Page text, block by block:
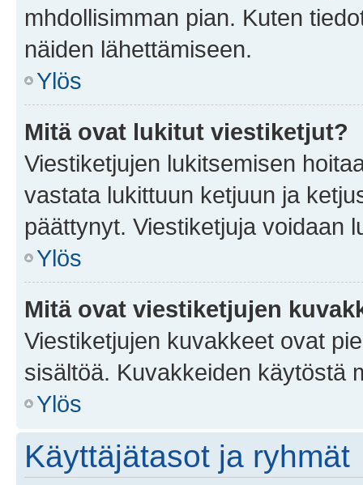
mhdollisimman pian. Kuten
näiden lähettämiseen.
Ylös
Mitä ovat lukitut viestiketjut?
Viestiketjujen lukitsemisen
vastata lukittuun ketjuun ja
päättynyt. Viestiketjuja voidaan
Ylös
Mitä ovat viestiketjujen
Viestiketjujen kuvakkeet ovat
sisältöä. Kuvakkeiden käytöstä
Ylös
Käyttäjätasot ja ryhmät